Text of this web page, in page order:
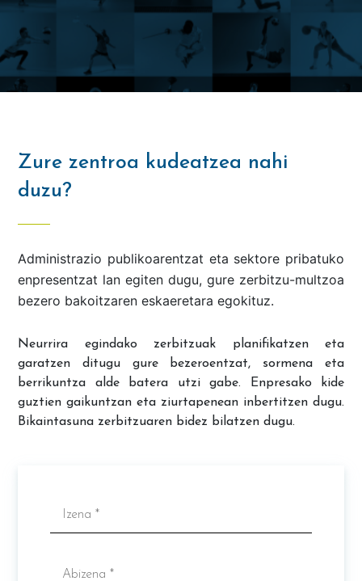
Zure zentroa kudeatzea nahi
duzu?
Administrazio publikoarentzat eta sektore pribatuko
enpresentzat lan egiten dugu, gure zerbitzu-multzoa
bezero bakoitzaren eskaeretara egokituz.
Neurrira egindako zerbitzuak planifikatzen eta
garatzen ditugu gure bezeroentzat, sormena eta
berrikuntza alde batera utzi gabe. Enpresako kide
guztien gaikuntzan eta ziurtapenean inbertitzen dugu.
Bikaintasuna zerbitzuaren bidez bilatzen dugu.